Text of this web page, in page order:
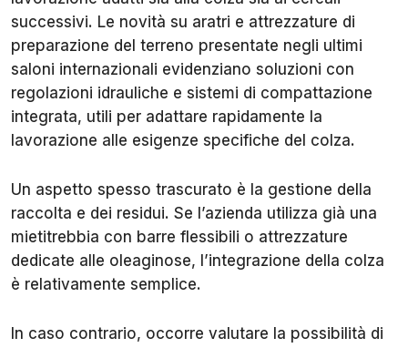
successivi. Le novità su aratri e attrezzature di
preparazione del terreno presentate negli ultimi
saloni internazionali evidenziano soluzioni con
regolazioni idrauliche e sistemi di compattazione
integrata, utili per adattare rapidamente la
lavorazione alle esigenze specifiche del colza.
Un aspetto spesso trascurato è la gestione della
raccolta e dei residui. Se l’azienda utilizza già una
mietitrebbia con barre flessibili o attrezzature
dedicate alle oleaginose, l’integrazione della colza
è relativamente semplice.
In caso contrario, occorre valutare la possibilità di